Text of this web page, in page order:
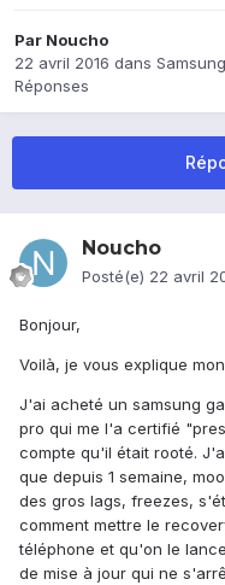
Par Noucho
22 avril 2016 dans
Réponses
Noucho
Posté(e) 22 avril
Bonjour,
Voilà, je vous explique
J'ai acheté un samsung
pro qui me l'a certifié
compte qu'il était rooté.
que depuis 1 semaine,
des gros lags, freezes,
comment mettre le
téléphone et qu'on le
de mise à jour qui ne